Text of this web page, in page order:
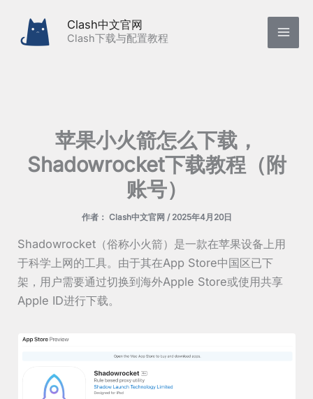
Clash中文官网
Clash下载与配置教程
苹果小火箭怎么下载，
Shadowrocket下载教程（附
账号）
作者： Clash中文官网 / 2025年4月20日
‌Shadowrocket‌（俗称小火箭）是一款在苹果设备上用
于科学上网的工具。由于其在App Store中国区已下
架，用户需要通过切换到海外Apple Store或使用共享
Apple ID进行下载。